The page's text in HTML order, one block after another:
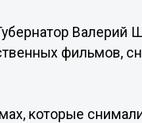
Валерий
фильмов,
которые